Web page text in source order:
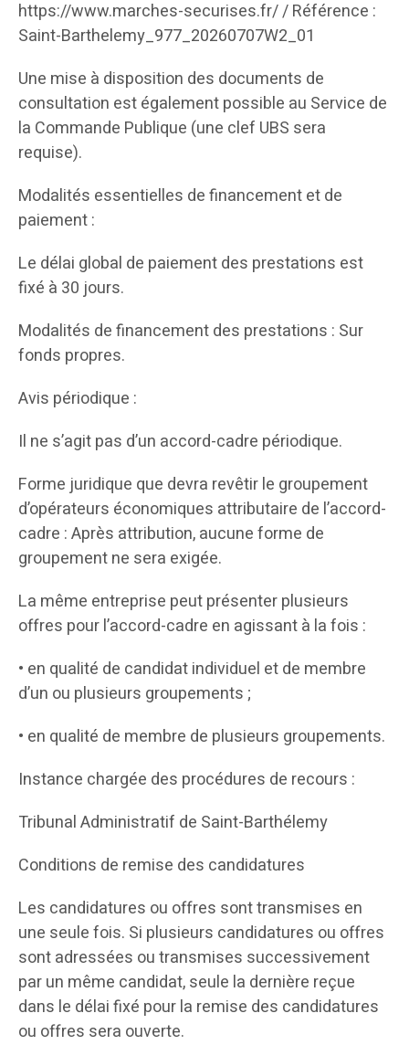
https://www.marches-securises.fr/ / Référence :
Saint-Barthelemy_977_20260707W2_01
Une mise à disposition des documents de
consultation est également possible au Service de
la Commande Publique (une clef UBS sera
requise).
Modalités essentielles de financement et de
paiement :
Le délai global de paiement des prestations est
fixé à 30 jours.
Modalités de financement des prestations : Sur
fonds propres.
Avis périodique :
Il ne s’agit pas d’un accord-cadre périodique.
Forme juridique que devra revêtir le groupement
d’opérateurs économiques attributaire de l’accord-
cadre : Après attribution, aucune forme de
groupement ne sera exigée.
La même entreprise peut présenter plusieurs
offres pour l’accord-cadre en agissant à la fois :
• en qualité de candidat individuel et de membre
d’un ou plusieurs groupements ;
• en qualité de membre de plusieurs groupements.
Instance chargée des procédures de recours :
Tribunal Administratif de Saint-Barthélemy
Conditions de remise des candidatures
Les candidatures ou offres sont transmises en
une seule fois. Si plusieurs candidatures ou offres
sont adressées ou transmises successivement
par un même candidat, seule la dernière reçue
dans le délai fixé pour la remise des candidatures
ou offres sera ouverte.